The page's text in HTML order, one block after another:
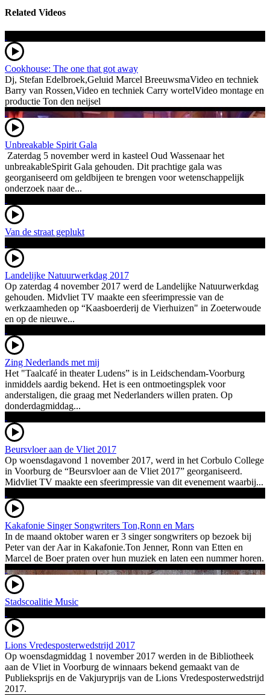
Related Videos
Cookhouse: The one that got away
Dj, Stefan Edelbroek,Geluid Marcel BreeuwsmaVideo en techniek
Barry van Rossen,Video en techniek Carry wortelVideo montage en
productie Ton den neijsel
Unbreakable Spirit Gala
Zaterdag 5 november werd in kasteel Oud Wassenaar het
unbreakableSpirit Gala gehouden. Dit prachtige gala was
georganiseerd om geldbijeen te brengen voor wetenschappelijk
onderzoek naar de...
Van de straat geplukt
Landelijke Natuurwerkdag 2017
Op zaterdag 4 november 2017 werd de Landelijke Natuurwerkdag
gehouden. Midvliet TV maakte een sfeerimpressie van de
werkzaamheden op “Kaasboerderij de Vierhuizen" in Zoeterwoude
en op de nieuwe...
Zing Nederlands met mij
Het "Taalcafé in theater Ludens” is in Leidschendam-Voorburg
inmiddels aardig bekend. Het is een ontmoetingsplek voor
anderstaligen, die graag met Nederlanders willen praten. Op
donderdagmiddag...
Beursvloer aan de Vliet 2017
Op woensdagavond 1 november 2017, werd in het Corbulo College
in Voorburg de “Beursvloer aan de Vliet 2017” georganiseerd.
Midvliet TV maakte een sfeerimpressie van dit evenement waarbij...
Kakafonie Singer Songwriters Ton,Ronn en Mars
In de maand oktober waren er 3 singer songwriters op bezoek bij
Peter van der Aar in Kakafonie.Ton Jenner, Ronn van Etten en
Marcel de Boer praten over hun muziek en laten een nummer horen.
Stadscoalitie Music
Lions Vredesposterwedstrijd 2017
Op woensdagmiddag 1 november 2017 werden in de Bibliotheek
aan de Vliet in Voorburg de winnaars bekend gemaakt van de
Publieksprijs en de Vakjuryprijs van de Lions Vredesposterwedstrijd
2017.